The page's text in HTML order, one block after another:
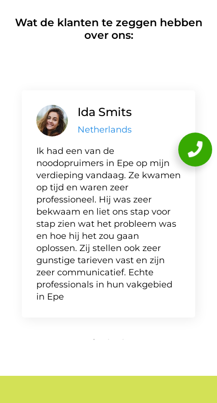
Wat de klanten te zeggen hebben
over ons:
Ida Smits
Netherlands
Ik had een van de
noodopruimers in Epe op mijn
verdieping vandaag. Ze kwamen
op tijd en waren zeer
professioneel. Hij was zeer
bekwaam en liet ons stap voor
stap zien wat het probleem was
en hoe hij het zou gaan
oplossen. Zij stellen ook zeer
gunstige tarieven vast en zijn
zeer communicatief. Echte
professionals in hun vakgebied
in Epe